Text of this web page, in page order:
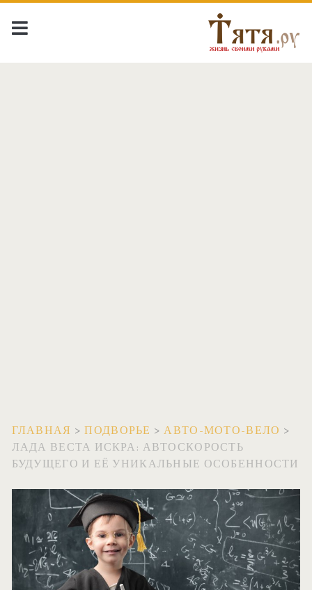
ГЛАВНАЯ >ПОДВОРЬЕ >АВТО-МОТО-ВЕЛО >
ЛАДА ВЕСТА ИСКРА: АВТОСКОРОСТЬ
БУДУЩЕГО И ЕЁ УНИКАЛЬНЫЕ ОСОБЕННОСТИ